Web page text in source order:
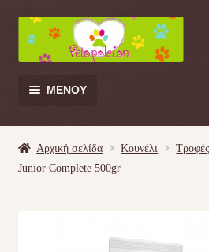
Απευθείας
μετάβαση
στην
πλοήγηση
Μετάβαση
σε
περιεχόμενο
ΜΕΝΟΎ
Αρχική σελίδα Κουνέλι Τροφές
Junior Complete 500gr